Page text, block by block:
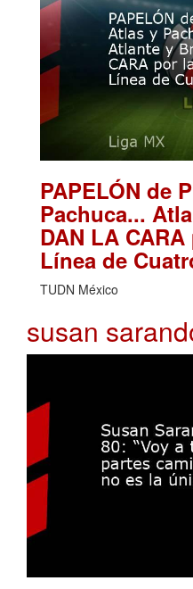
PAPELÓN de
Pachuca...
DAN LA
Línea de
TUDN México
susan